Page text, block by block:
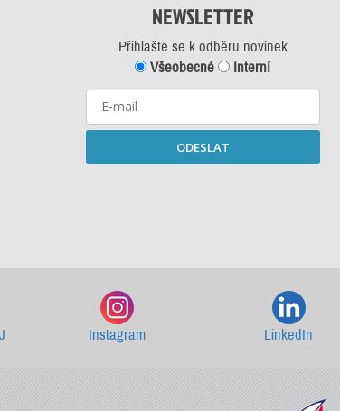
NEWSLETTER
Přihlašte se k odběru novinek
Všeobecné
Interní
ODESLAT
Instagram LinkedIn